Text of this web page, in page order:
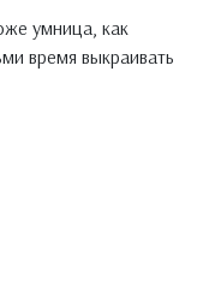
умница, как
время выкраивать